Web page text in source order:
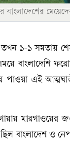
বাংলাদেশের
তখন ১-১ সমতায়
বাংলাদেশি
পাওয়া এই
মারগাওয়ের
বাংলাদেশ ও